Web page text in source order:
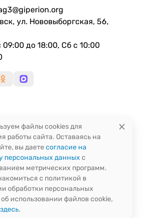
ул. Нововыборгская, 56,
09:00 до 18:00, Сб с 10:00
файлы cookies для
работы сайта. Оставаясь на
вы даете согласие на
персональных данных с
метрических программ.
с политикой в
обработки персональных
использовании файлов cookie,
здесь.